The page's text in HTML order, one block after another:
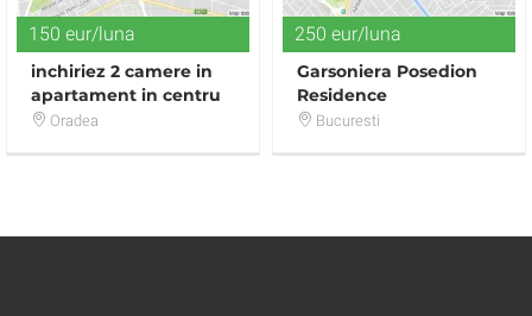
150 eur/luna
inchiriez 2 camere in
apartament in centru
(pentru fete)
Oradea
250 eur/luna
Garsoniera Posedion
Residence
Bucuresti